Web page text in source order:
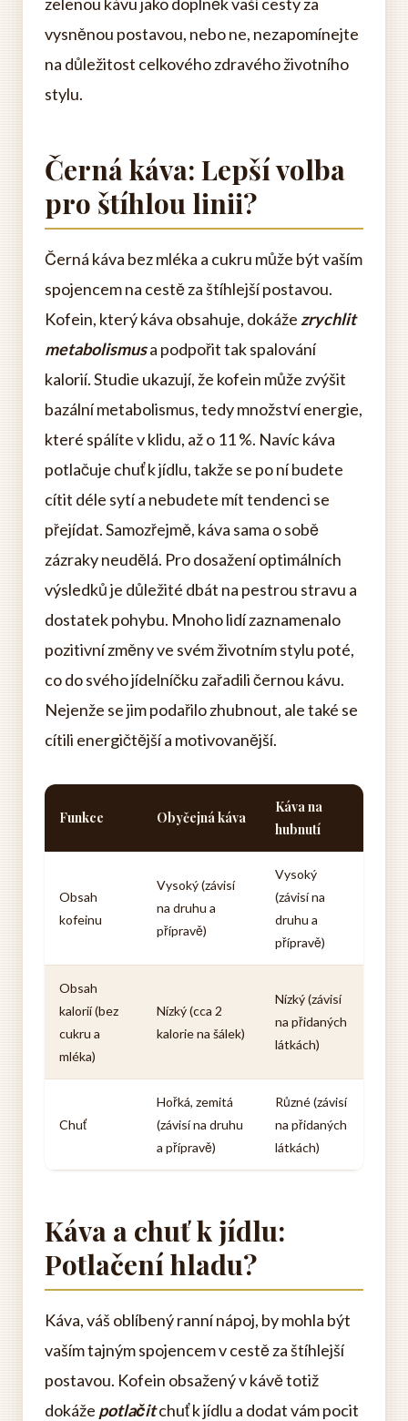
vysněnou postavou, nebo ne, nezapomínejte
na důležitost celkového zdravého životního
stylu.
Černá káva: Lepší volba
pro štíhlou linii?
Černá káva bez mléka a cukru může být vaším
spojencem na cestě za štíhlejší postavou.
Kofein, který káva obsahuje, dokáže zrychlit
metabolismusa podpořit tak spalování
kalorií. Studie ukazují, že kofein může zvýšit
bazální metabolismus, tedy množství energie,
které spálíte v klidu, až o 11 %. Navíc káva
potlačuje chuť k jídlu, takže se po ní budete
cítit déle sytí a nebudete mít tendenci se
přejídat. Samozřejmě, káva sama o sobě
zázraky neudělá. Pro dosažení optimálních
výsledků je důležité dbát na pestrou stravu a
dostatek pohybu. Mnoho lidí zaznamenalo
pozitivní změny ve svém životním stylu poté,
co do svého jídelníčku zařadili černou kávu.
Nejenže se jim podařilo zhubnout, ale také se
cítili energičtější a motivovanější.
Funkce Obyčejná káva
Káva na
hubnutí
Obsah
kofeinu
Vysoký (závisí
na druhu a
přípravě)
Vysoký
(závisí na
druhu a
přípravě)
Obsah
kalorií (bez
cukru a
mléka)
Nízký (cca 2
kalorie na šálek)
Nízký (závisí
na přidaných
látkách)
Chuť
Hořká, zemitá
(závisí na druhu
a přípravě)
Různé (závisí
na přidaných
látkách)
Káva a chuť k jídlu:
Potlačení hladu?
Káva, váš oblíbený ranní nápoj, by mohla být
vaším tajným spojencem v cestě za štíhlejší
postavou. Kofein obsažený v kávě totiž
dokáže potlačitchuť k jídlu a dodat vám pocit